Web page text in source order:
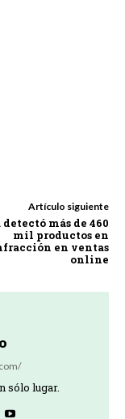
Artículo siguiente
detectó más de 460
mil productos en
en ventas
online
sólo lugar.